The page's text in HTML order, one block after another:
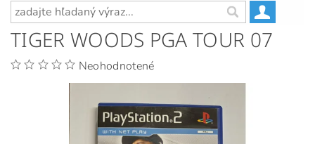
TIGER WOODS PGA TOUR 07
Neohodnotené